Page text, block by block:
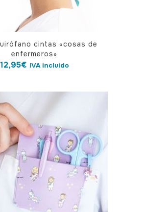
cintas «cosas de
enfermeros»
12,95€ IVA incluido